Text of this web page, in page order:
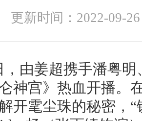
更新时间：2022-09-26
，由姜超携手潘粤
神宫》热血开播。
开雮尘珠的秘密，